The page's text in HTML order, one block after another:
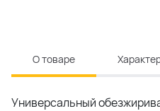
О товаре
Универсальный